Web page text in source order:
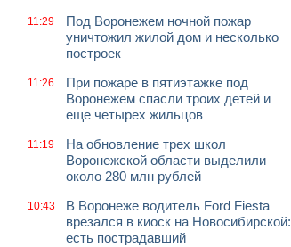
11:29
Под Воронежем ночной пожар
уничтожил жилой дом и несколько
построек
11:26
При пожаре в пятиэтажке под
Воронежем спасли троих детей и
еще четырех жильцов
11:19
На обновление трех школ
Воронежской области выделили
около 280 млн рублей
10:43
В Воронеже водитель Ford Fiesta
врезался в киоск на Новосибирской:
есть пострадавший